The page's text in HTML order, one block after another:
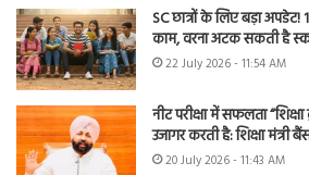
SC छात्रों के लिए बड़ा
काम, वरना अटक सकती है
22 July 2026 - 11:54 AM
नीट परीक्षा में सफलता
उजागर करती है: शिक्षा मंत्री
20 July 2026 - 11:43 AM